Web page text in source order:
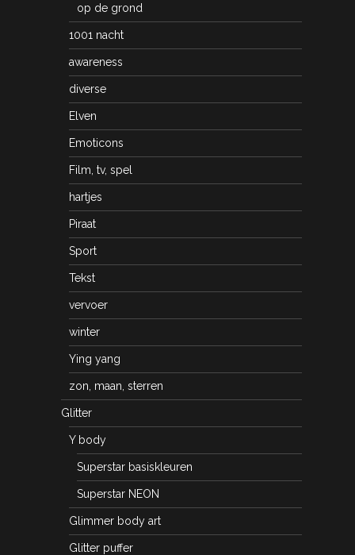
op de grond
1001 nacht
awareness
diverse
Elven
Emoticons
Film, tv, spel
hartjes
Piraat
Sport
Tekst
vervoer
winter
Ying yang
zon, maan, sterren
Glitter
Y body
Superstar basiskleuren
Superstar NEON
Glimmer body art
Glitter puffer